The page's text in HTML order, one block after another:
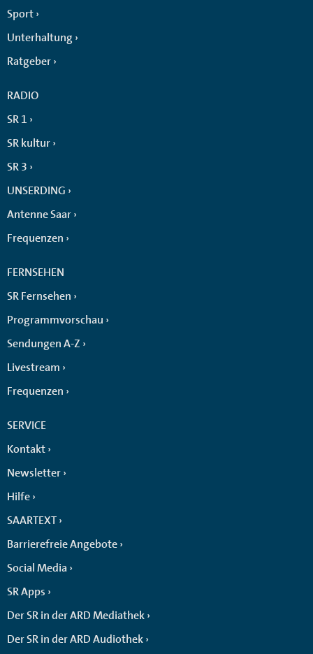
Sport
Unterhaltung
Ratgeber
RADIO
SR 1
SR kultur
SR 3
UNSERDING
Antenne Saar
Frequenzen
FERNSEHEN
SR Fernsehen
Programmvorschau
Sendungen A-Z
Livestream
Frequenzen
SERVICE
Kontakt
Newsletter
Hilfe
SAARTEXT
Barrierefreie Angebote
Social Media
SR Apps
Der SR in der ARD Mediathek
Der SR in der ARD Audiothek